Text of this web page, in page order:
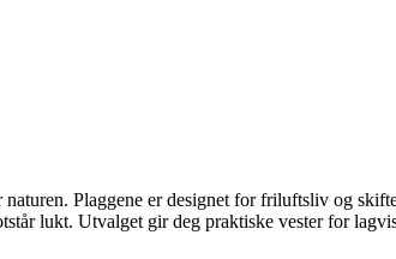
Plaggene er designet for friluftsliv og
lukt. Utvalget gir deg praktiske vester for